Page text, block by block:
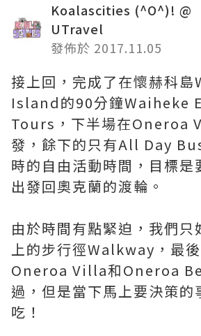
Koalascities (^O^)! @
UTravel
發佈於 2017.11.05
接上回，完成了在懷赫科
Island的90分鐘Waiheke
Tours，下半場在Oneroa
發，餘下的只有All Day
時的自由活動時間，目標
出發回奧克蘭的渡輪。
由於時間有點緊迫，我們只
上的步行徑Walkway，最
Oneroa Villa和Oneroa
過，但是當下馬上要決策的
吃！